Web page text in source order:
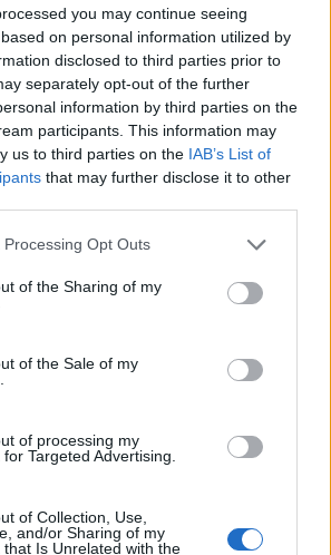
you may continue seeing
on personal information utilized by
disclosed to third parties prior to
separately opt-out of the further
information by third parties on the
participants. This information may
us to third parties on the IAB’s List of
that may further disclose it to other
Opt Outs
of the Sharing of my
of the Sale of my
of processing my
Targeted Advertising.
of Collection, Use,
and/or Sharing of my
that Is Unrelated with the
καθηλωμένα στο έδαφος
στα οποία ενεπλάκησαν
και το 2019 στην Ινδονησία
αντίστοιχα. Το 737-800, ένα
εταιρείας που
σε ευρεία κλίμακα διεθνώς, έχει
προς την ασφάλεια και δεν
με το λογισμικό που
τα δύο δυστυχήματα
αμερικανικής εταιρείας
εμπορικών πτήσεων Aireon
συγκεντρώσει δεδομένα
αεροσκάφους της UIA που